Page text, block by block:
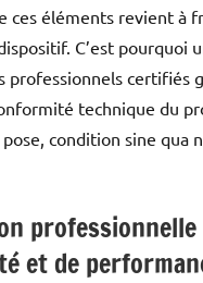
ces éléments revient à
C’est pourquoi
professionnels certifiés
technique du
condition sine qua
et de